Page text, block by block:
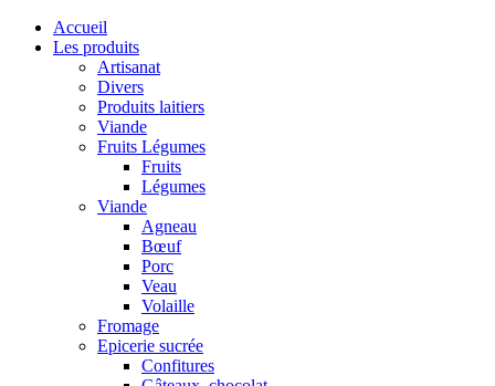
Accueil
Les produits
Artisanat
Divers
Produits laitiers
Viande
Fruits Légumes
Fruits
Légumes
Viande
Agneau
Bœuf
Porc
Veau
Volaille
Fromage
Epicerie sucrée
Confitures